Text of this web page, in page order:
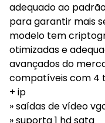
adequado ao
para garantir mais
modelo tem
otimizadas e
avançados do
compatíveis com 4
+ ip
» saídas de vídeo